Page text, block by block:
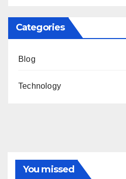
Categories
Blog
Technology
You missed